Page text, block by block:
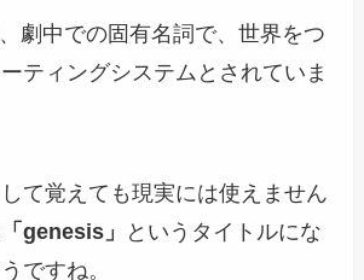
劇中での固有名詞で、世界をつ
ティングシステムとされていま
て覚えても現実には使えません
「genesis」
というタイトルにな
ですね。